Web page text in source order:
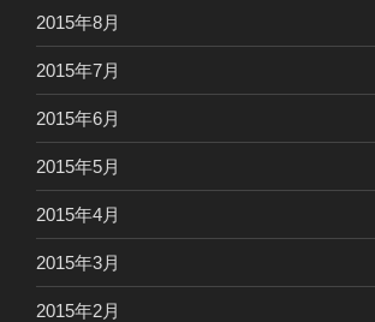
2015年8月
2015年7月
2015年6月
2015年5月
2015年4月
2015年3月
2015年2月